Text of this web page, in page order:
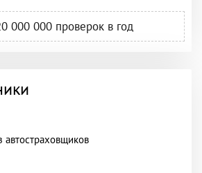
000 000проверок в год
автостраховщиков